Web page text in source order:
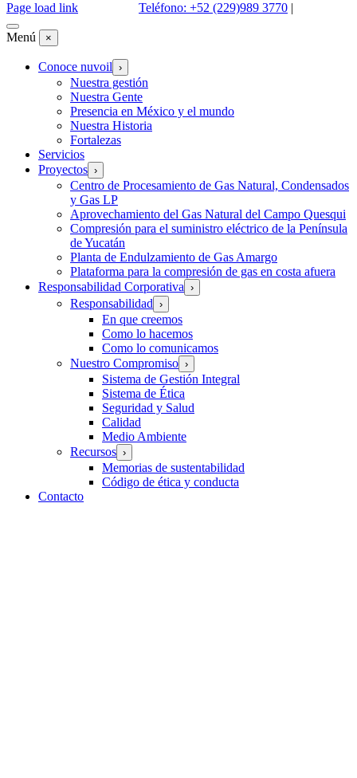
Teléfono: +52 (229)989 3770 |
Page load link
Menú ×
Conoce nuvoil ›
Nuestra gestión
Nuestra Gente
Presencia en México y el mundo
Nuestra Historia
Fortalezas
Servicios
Proyectos ›
Centro de Procesamiento de Gas Natural, Condensados
y Gas LP
Aprovechamiento del Gas Natural del Campo Quesqui
Compresión para el suministro eléctrico de la Península
de Yucatán
Planta de Endulzamiento de Gas Amargo
Plataforma para la compresión de gas en costa afuera
Responsabilidad Corporativa ›
Responsabilidad ›
En que creemos
Como lo hacemos
Como lo comunicamos
Nuestro Compromiso ›
Sistema de Gestión Integral
Sistema de Ética
Seguridad y Salud
Calidad
Medio Ambiente
Recursos ›
Memorias de sustentabilidad
Código de ética y conducta
Contacto